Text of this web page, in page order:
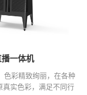
播一体机
色彩精致绚丽，在各种
真实色彩，满足不同行